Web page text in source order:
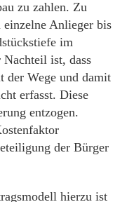
zu zahlen. Zu
einzelne Anlieger bis
im
ist, dass
der Wege und damit
erfasst. Diese
entzogen.
der Bürger
hierzu ist